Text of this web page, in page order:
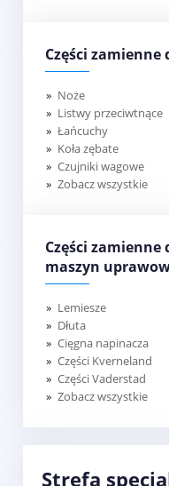
Części zamienne
Noże
Listwy przeciwtnące
Łańcuchy
Koła zębate
Czujniki wagowe
Zobacz wszystkie
Części zamienne
maszyn
Lemiesze
Dłuta
Cięgna napinacza
Części Kverneland
Części Vaderstad
Zobacz wszystkie
Strefa